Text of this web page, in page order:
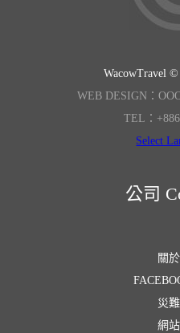
WacowTravel
WEB DESIGN：
TEL：
Select
公司
關
災
網